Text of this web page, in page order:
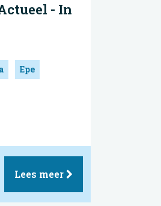
- In
Epe
Lees meer